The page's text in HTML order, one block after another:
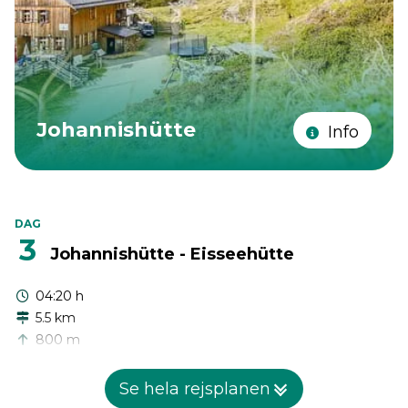
Johannishütte Info
DAG
3 Johannishütte - Eisseehütte
04:20 h
5.5 km
800 m
Den verkliga utmaningen på Venediger Höhenweg börjar
Se hela rejsplanen